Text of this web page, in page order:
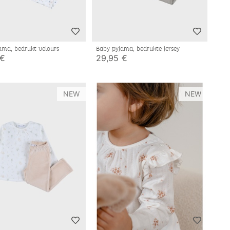
bedrukt velours Baby pyjama, bedrukte jersey
29,95 €
NEW NEW